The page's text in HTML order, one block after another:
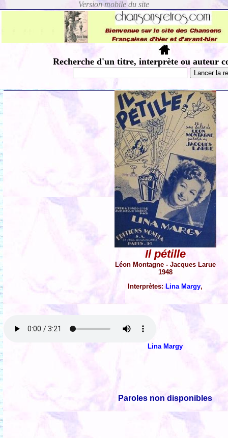
Recherche d'un titre, interprète ou auteur
Il pétille
Léon Montagne - Jacques Larue
1948
Interprètes:Lina Margy,
Lina Margy
Paroles non disponibles